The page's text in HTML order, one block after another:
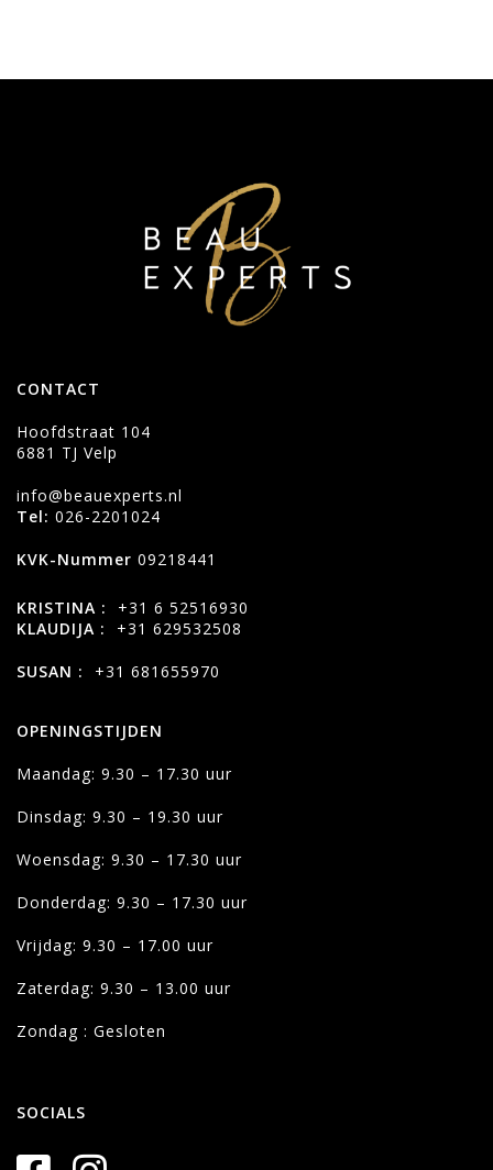
CONTACT
Hoofdstraat 104
6881 TJ Velp
info@beauexperts.nl
Tel: 026-2201024
KVK-Nummer 09218441
KRISTINA :
+31 6 52516930
KLAUDIJA :
+31 629532508
SUSAN : +31 681655970
OPENINGSTIJDEN
Maandag: 9.30 – 17.30 uur
Dinsdag: 9.30 – 19.30 uur
Woensdag: 9.30 – 17.30 uur
Donderdag: 9.30 – 17.30 uur
Vrijdag: 9.30 – 17.00 uur
Zaterdag: 9.30 – 13.00 uur
Zondag : Gesloten
SOCIALS